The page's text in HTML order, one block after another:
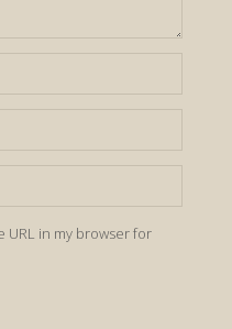
URL in my browser for